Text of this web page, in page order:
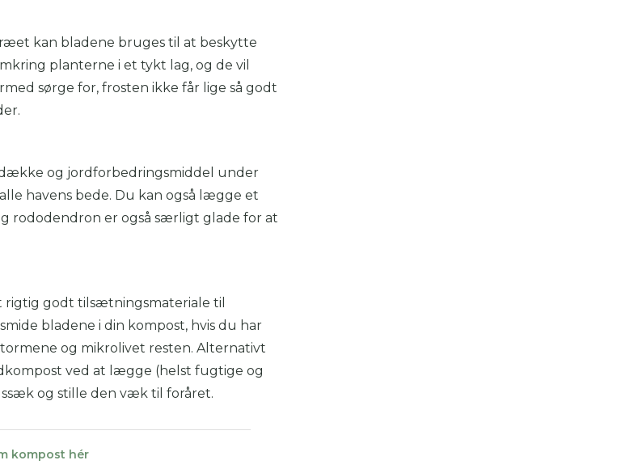
kan bladene bruges til at beskytte
planterne i et tykt lag, og de vil
sørge for, frosten ikke får lige så godt
og jordforbedringsmiddel under
havens bede. Du kan også lægge et
rododendron er også særligt glade for at
rigtig godt tilsætningsmateriale til
bladene i din kompost, hvis du har
og mikrolivet resten. Alternativt
ved at lægge (helst fugtige og
og stille den væk til foråret.
kompost hér